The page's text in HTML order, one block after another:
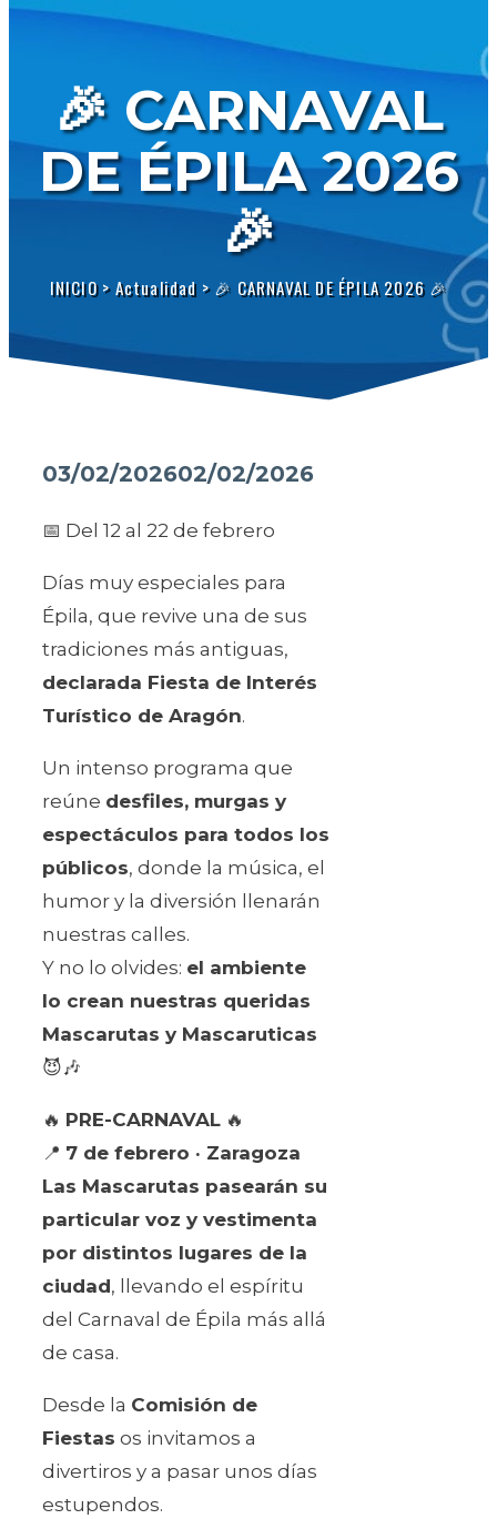
🎉 CARNAVAL
DE ÉPILA 2026
🎉
INICIO>Actualidad >🎉 CARNAVAL DE ÉPILA 2026 🎉
03/02/202602/02/2026
📅 Del 12 al 22 de febrero
Días muy especiales para
Épila, que revive una de sus
tradiciones más antiguas,
declarada Fiesta de Interés
Turístico de Aragón.
Un intenso programa que
reúne desfiles, murgas y
espectáculos para todos los
públicos, donde la música, el
humor y la diversión llenarán
nuestras calles.
Y no lo olvides: el ambiente
lo crean nuestras queridas
Mascarutas y Mascaruticas
😈🎶
🔥 PRE-CARNAVAL 🔥
📍 7 de febrero · Zaragoza
Las Mascarutas pasearán su
particular voz y vestimenta
por distintos lugares de la
ciudad, llevando el espíritu
del Carnaval de Épila más allá
de casa.
Desde la Comisión de
Fiestas os invitamos a
divertiros y a pasar unos días
estupendos.